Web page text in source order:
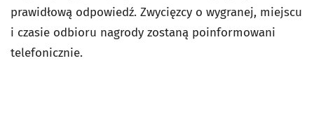
prawidłową odpowiedź. Zwycięzcy o wygranej, miejscu
i czasie odbioru nagrody zostaną poinformowani
telefonicznie.